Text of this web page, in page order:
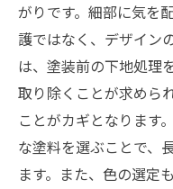
がりです。細部に気を
護ではなく、デザイン
は、塗装前の下地処理
取り除くことが求めら
ことがカギとなります
な塗料を選ぶことで、
ます。また、色の選定